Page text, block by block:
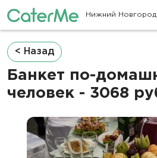
Кейтеринг
Нижний Новгород
Строка
навигации
< Назад
Банкет по-
человек - 3068